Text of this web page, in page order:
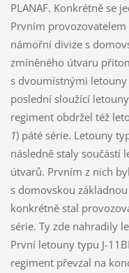
PLANAF. Konkrétně se
Prvním
námořní divize s
zmíněného útvaru
s dvoumístnými letouny
poslední sloužící
regiment obdržel též
1) páté série. Letouny
následně staly součástí
útvarů. Prvním z nich
s domovskou
konkrétně stal
série. Ty zde nahradily
První letouny typu J-
regiment převzal na